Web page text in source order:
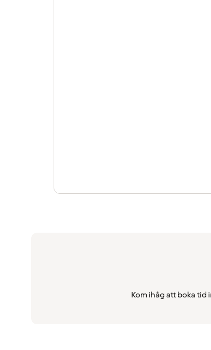
Kom ihåg att boka tid